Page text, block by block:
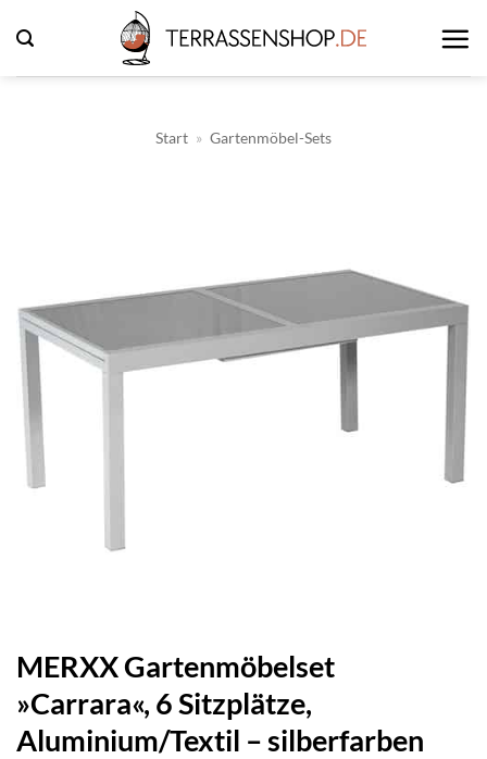
Inhalt
springen
Start » Gartenmöbel-Sets
MERXX Gartenmöbelset
»Carrara«, 6 Sitzplätze,
Aluminium/Textil – silberfarben